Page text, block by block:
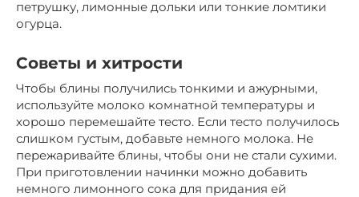
петрушку, лимонные дольки или тонкие ломтики
огурца.
Советы и хитрости
Чтобы блины получились тонкими и ажурными,
используйте молоко комнатной температуры и
хорошо перемешайте тесто. Если тесто получилось
слишком густым, добавьте немного молока. Не
пережаривайте блины, чтобы они не стали сухими.
При приготовлении начинки можно добавить
немного лимонного сока для придания ей